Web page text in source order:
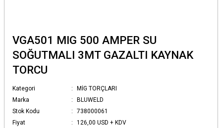
VGA501 MIG 500 AMPER SU
SOĞUTMALI 3MT GAZALTI KAYNAK
TORCU
Kategori
MİG TORÇLARI
Marka
BLUWELD
Stok Kodu
738000061
Fiyat
126,00 USD + KDV